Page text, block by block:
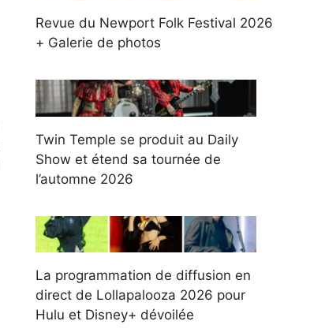
Revue du Newport Folk Festival 2026
+ Galerie de photos
Twin Temple se produit au Daily
Show et étend sa tournée de
l’automne 2026
La programmation de diffusion en
direct de Lollapalooza 2026 pour
Hulu et Disney+ dévoilée